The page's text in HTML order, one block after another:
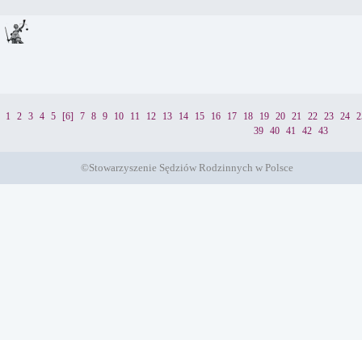
1 2 3 4 5 [6] 7 8 9 10 11 12 13 14 15 16 17 18 19 20 21 22 23 24
39
40 41 42 43
©Stowarzyszenie Sędziów Rodzinnych w Polsce